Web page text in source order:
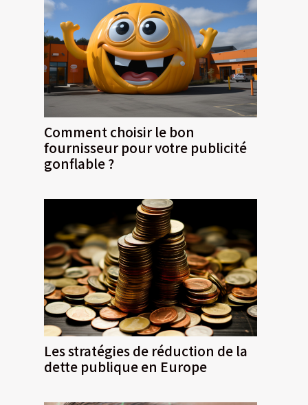
Comment choisir le bon
fournisseur pour votre publicité
gonflable ?
Les stratégies de réduction de la
dette publique en Europe